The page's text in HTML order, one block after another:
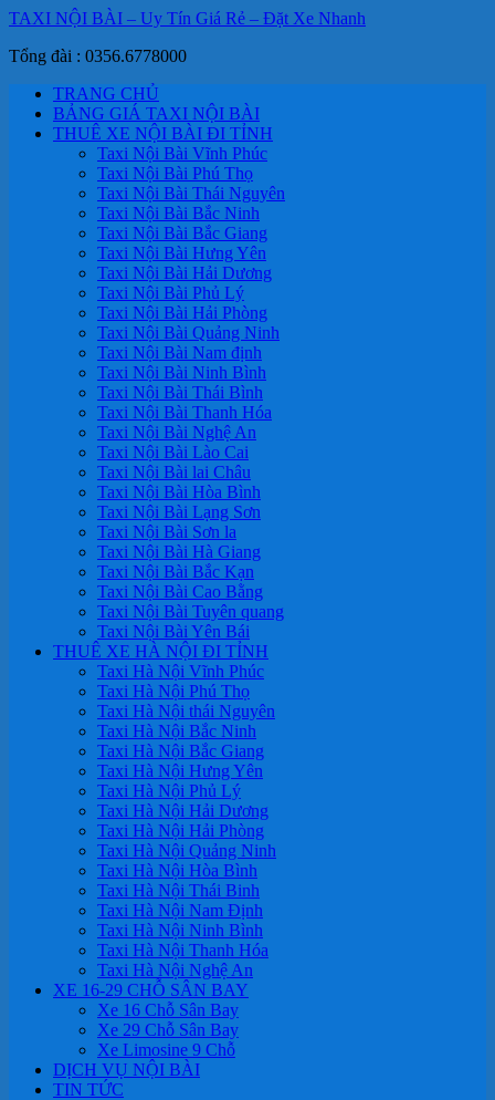
TAXI NỘI BÀI – Uy Tín Giá Rẻ – Đặt Xe Nhanh
Tổng đài : 0356.6778000
TRANG CHỦ
BẢNG GIÁ TAXI NỘI BÀI
THUÊ XE NỘI BÀI ĐI TỈNH
Taxi Nội Bài Vĩnh Phúc
Taxi Nội Bài Phú Thọ
Taxi Nội Bài Thái Nguyên
Taxi Nội Bài Bắc Ninh
Taxi Nội Bài Bắc Giang
Taxi Nội Bài Hưng Yên
Taxi Nội Bài Hải Dương
Taxi Nội Bài Phủ Lý
Taxi Nội Bài Hải Phòng
Taxi Nội Bài Quảng Ninh
Taxi Nội Bài Nam định
Taxi Nội Bài Ninh Bình
Taxi Nội Bài Thái Bình
Taxi Nội Bài Thanh Hóa
Taxi Nội Bài Nghệ An
Taxi Nội Bài Lào Cai
Taxi Nội Bài lai Châu
Taxi Nội Bài Hòa Bình
Taxi Nội Bài Lạng Sơn
Taxi Nội Bài Sơn la
Taxi Nội Bài Hà Giang
Taxi Nội Bài Bắc Kạn
Taxi Nội Bài Cao Bằng
Taxi Nội Bài Tuyên quang
Taxi Nội Bài Yên Bái
THUÊ XE HÀ NỘI ĐI TỈNH
Taxi Hà Nội Vĩnh Phúc
Taxi Hà Nội Phú Thọ
Taxi Hà Nội thái Nguyên
Taxi Hà Nội Bắc Ninh
Taxi Hà Nội Bắc Giang
Taxi Hà Nội Hưng Yên
Taxi Hà Nội Phủ Lý
Taxi Hà Nội Hải Dương
Taxi Hà Nội Hải Phòng
Taxi Hà Nội Quảng Ninh
Taxi Hà Nội Hòa Bình
Taxi Hà Nội Thái Binh
Taxi Hà Nội Nam Định
Taxi Hà Nội Ninh Bình
Taxi Hà Nội Thanh Hóa
Taxi Hà Nội Nghệ An
XE 16-29 CHỖ SÂN BAY
Xe 16 Chỗ Sân Bay
Xe 29 Chỗ Sân Bay
Xe Limosine 9 Chỗ
DỊCH VỤ NỘI BÀI
TIN TỨC